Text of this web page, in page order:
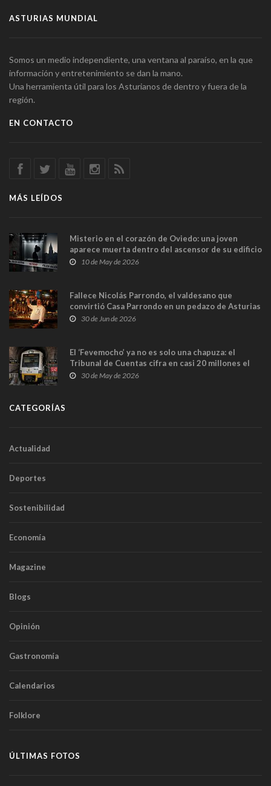
ASTURIAS MUNDIAL
Somos un medio independiente, una ventana al paraíso, en la que
información y entretenimiento se dan la mano.
Una herramienta útil para los Asturianos de dentro y fuera de la
región.
EN CONTACTO
MÁS LEÍDOS
Misterio en el corazón de Oviedo: una joven
aparece muerta dentro del ascensor de su edificio
y las cámaras captan sus últimos minutos
10 de May de 2026
Fallece Nicolás Parrondo, el valdesano que
convirtió Casa Parrondo en un pedazo de Asturias
en Madrid
30 de Jun de 2026
El ‘Fevemocho’ ya no es solo una chapuza: el
Tribunal de Cuentas cifra en casi 20 millones el
sobrecoste de los trenes que no cabían por los
30 de May de 2026
CATEGORÍAS
Actualidad
Deportes
Sostenibilidad
Economía
Magazine
Blogs
Opinión
Gastronomía
Calendarios
Folklore
ÚLTIMAS FOTOS